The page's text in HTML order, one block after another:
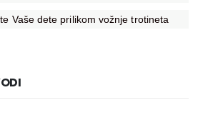
Vaše dete prilikom vožnje trotineta